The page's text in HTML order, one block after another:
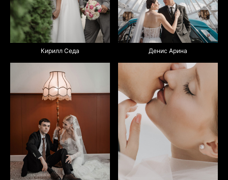
Кирилл Седа Денис Арина